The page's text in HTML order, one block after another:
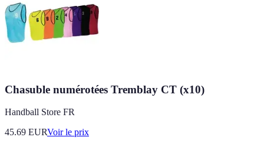
Chasuble numérotées Tremblay CT (x10)
Handball Store FR
45.69 EURVoir le prix